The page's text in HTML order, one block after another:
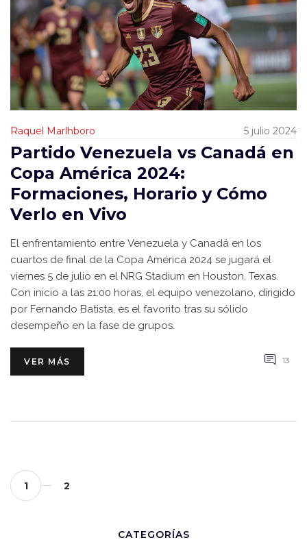
Raquel Marlhboro 5 julio 2024
Partido Venezuela vs Canadá en
Copa América 2024:
Formaciones, Horario y Cómo
Verlo en Vivo
El enfrentamiento entre Venezuela y Canadá en los
cuartos de final de la Copa América 2024 se jugará el
viernes 5 de julio en el NRG Stadium en Houston, Texas.
Con inicio a las 21:00 horas, el equipo venezolano, dirigido
por Fernando Batista, es el favorito tras su sólido
desempeño en la fase de grupos.
VER MÁS 13
1 2
CATEGORÍAS